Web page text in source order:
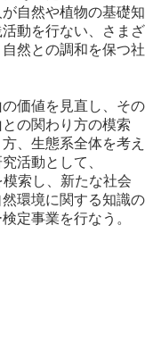
自然や植物の基礎知
動を行ない、さまざ
然との調和を保つ社
価値を見直し、その
の関わり方の模索
、生態系全体を考え
活動として、
索し、新たな社会
環境に関する知識の
定事業を行なう。